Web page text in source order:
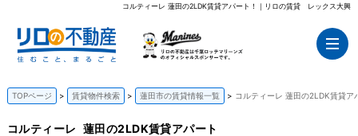
コルティーレ 蓮田の2LDK賃貸アパート！｜リロの賃貸 レックス大興
TOPページ 賃貸物件検索 蓮田市の賃貸情報一覧 コルティーレ 蓮田の2LDK賃貸ア
コルティーレ 蓮田の2LDK賃貸アパート